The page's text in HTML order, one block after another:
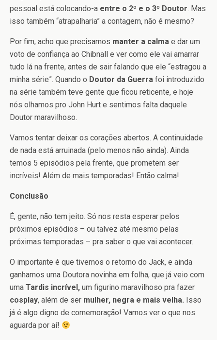
pessoal está colocando-a entre o 2º e o 3º Doutor. Mas
isso também “atrapalharia” a contagem, não é mesmo?
Por fim, acho que precisamos manter a calma e dar um
voto de confiança ao Chibnall e ver como ele vai amarrar
tudo lá na frente, antes de sair falando que ele “estragou a
minha série”. Quando o Doutor da Guerra foi introduzido
na série também teve gente que ficou reticente, e hoje
nós olhamos pro John Hurt e sentimos falta daquele
Doutor maravilhoso.
Vamos tentar deixar os corações abertos. A continuidade
de nada está arruinada (pelo menos não ainda). Ainda
temos 5 episódios pela frente, que prometem ser
incríveis! Além de mais temporadas! Então calma!
Conclusão
É, gente, não tem jeito. Só nos resta esperar pelos
próximos episódios – ou talvez até mesmo pelas
próximas temporadas – pra saber o que vai acontecer.
O importante é que tivemos o retorno do Jack, e ainda
ganhamos uma Doutora novinha em folha, que já veio com
uma Tardis incrível, um figurino maravilhoso pra fazer
cosplay, além de ser mulher, negra e mais velha. Isso
já é algo digno de comemoração! Vamos ver o que nos
aguarda por aí!